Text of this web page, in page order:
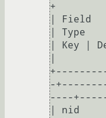
+
| Field
|
| Key |
-
----
| nid